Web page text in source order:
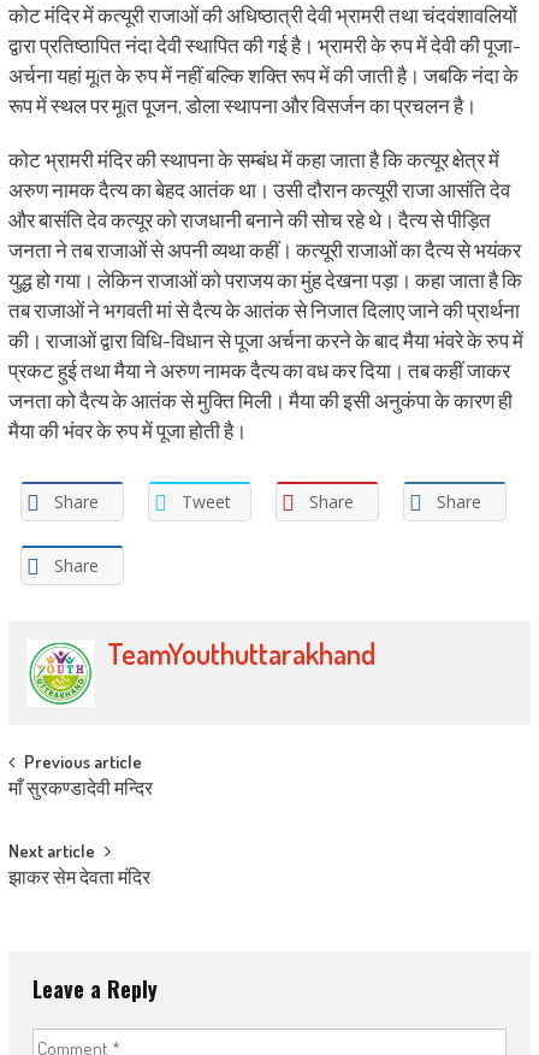
कोट मंदिर में कत्यूरी राजाओं की अधिष्ठात्री देवी भ्रामरी तथा चंदवंशावलियों
द्वारा प्रतिष्ठापित नंदा देवी स्थापित की गई है। भ्रामरी के रुप में देवी की पूजा-
अर्चना यहां मूíत के रुप में नहीं बल्कि शक्ति रूप में की जाती है। जबकि नंदा के
रूप में स्थल पर मूíत पूजन, डोला स्थापना और विसर्जन का प्रचलन है।
कोट भ्रामरी मंदिर की स्थापना के सम्बंध में कहा जाता है कि कत्यूर क्षेत्र में
अरुण नामक दैत्य का बेहद आतंक था। उसी दौरान कत्यूरी राजा आसंति देव
और बासंति देव कत्यूर को राजधानी बनाने की सोच रहे थे। दैत्य से पीड़ित
जनता ने तब राजाओं से अपनी व्यथा कहीं। कत्यूरी राजाओं का दैत्य से भयंकर
युद्ध हो गया। लेकिन राजाओं को पराजय का मुंह देखना पड़ा। कहा जाता है कि
तब राजाओं ने भगवती मां से दैत्य के आतंक से निजात दिलाए जाने की प्रार्थना
की। राजाओं द्वारा विधि-विधान से पूजा अर्चना करने के बाद मैया भंवरे के रुप में
प्रकट हुई तथा मैया ने अरुण नामक दैत्य का वध कर दिया। तब कहीं जाकर
जनता को दैत्य के आतंक से मुक्ति मिली। मैया की इसी अनुकंपा के कारण ही
मैया की भंवर के रुप में पूजा होती है।
Share Tweet Share Share
Share
TeamYouthuttarakhand
Post navigation
Previous article
माँ सुरकण्डादेवी मन्दिर
Next article
झाकर सेम देवता मंदिर
Leave a Reply